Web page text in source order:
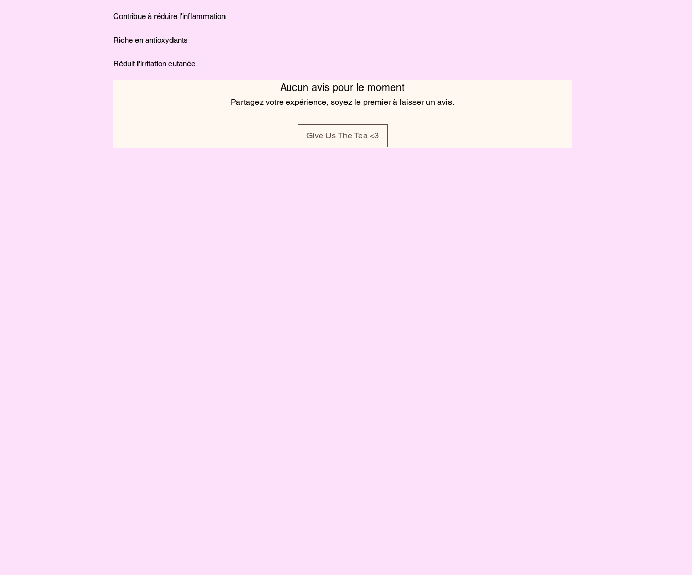
Contribue à réduire l'inflammation
Riche en antioxydants
Réduit l'irritation cutanée
Aucun avis pour le moment
Partagez votre expérience, soyez le premier à laisser un avis.
Give Us The Tea <3